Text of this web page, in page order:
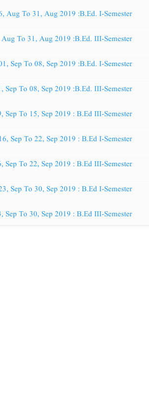
Aug To 31, Aug 2019 :B.Ed. I-Semester
To 31, Aug 2019 :B.Ed. III-Semester
Sep To 08, Sep 2019 :B.Ed. I-Semester
To 08, Sep 2019 :B.Ed. III-Semester
To 15, Sep 2019 : B.Ed III-Semester
Sep To 22, Sep 2019 : B.Ed I-Semester
To 22, Sep 2019 : B.Ed III-Semester
Sep To 30, Sep 2019 : B.Ed I-Semester
To 30, Sep 2019 : B.Ed III-Semester